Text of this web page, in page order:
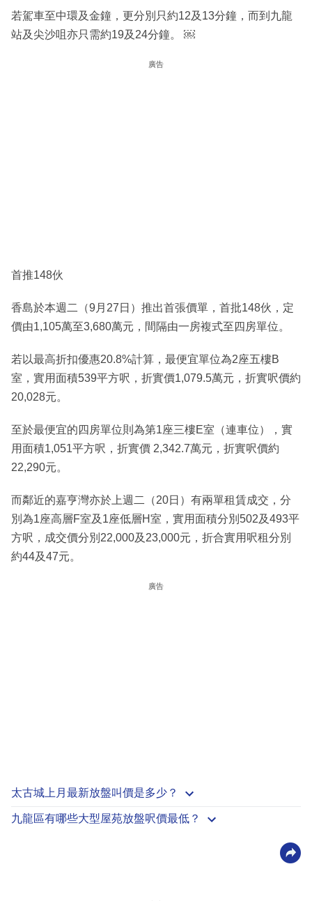
若駕車至中環及金鐘，更分別只約12及13分鐘，而到九龍
站及尖沙咀亦只需約19及24分鐘。 ￼
廣告
首推148伙
香島於本週二（9月27日）推出首張價單，首批148伙，定
價由1,105萬至3,680萬元，間隔由一房複式至四房單位。
若以最高折扣優惠20.8%計算，最便宜單位為2座五樓B
室，實用面積539平方呎，折實價1,079.5萬元，折實呎價約
20,028元。
至於最便宜的四房單位則為第1座三樓E室（連車位），實
用面積1,051平方呎，折實價 2,342.7萬元，折實呎價約
22,290元。
而鄰近的嘉亨灣亦於上週二（20日）有兩單租賃成交，分
別為1座高層F室及1座低層H室，實用面積分別502及493平
方呎，成交價分別22,000及23,000元，折合實用呎租分別
約44及47元。
廣告
太古城上月最新放盤叫價是多少？
九龍區有哪些大型屋苑放盤呎價最低？